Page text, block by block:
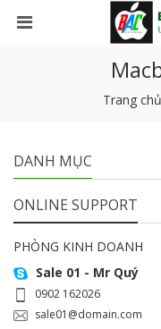
Trang chủ
DANH MỤC
ONLINE SUPPORT
PHÒNG KINH DOANH
Sale 01 - Mr Quý
0902 162026
sale01@domain.com